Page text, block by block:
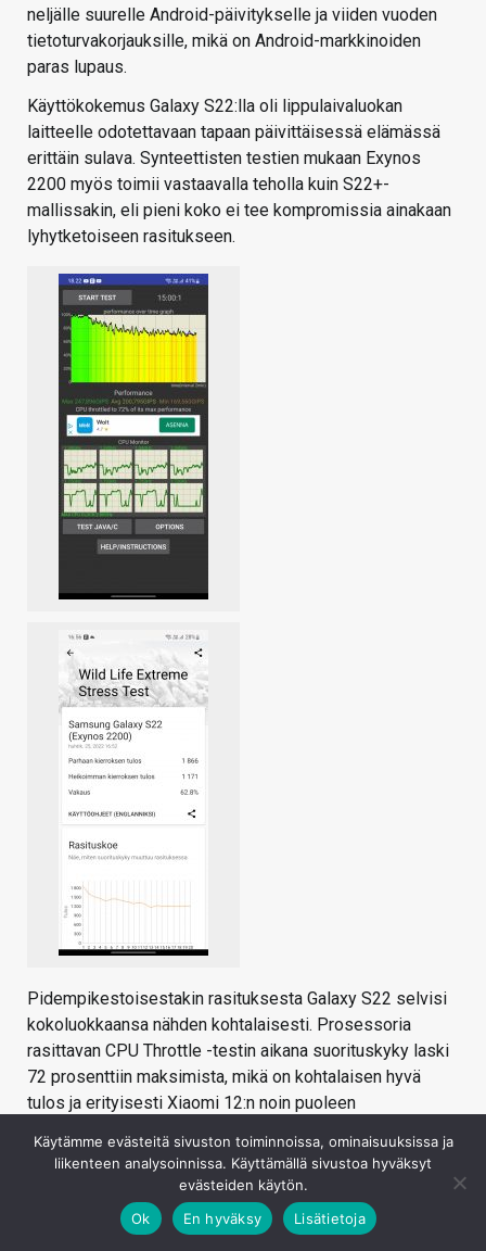
neljälle suurelle Android-päivitykselle ja viiden vuoden
tietoturvakorjauksille, mikä on Android-markkinoiden
paras lupaus.
Käyttökokemus Galaxy S22:lla oli lippulaivaluokan
laitteelle odotettavaan tapaan päivittäisessä elämässä
erittäin sulava. Synteettisten testien mukaan Exynos
2200 myös toimii vastaavalla teholla kuin S22+-
mallissakin, eli pieni koko ei tee kompromissia ainakaan
lyhytketoiseen rasitukseen.
Pidempikestoisestakin rasituksesta Galaxy S22 selvisi
kokoluokkaansa nähden kohtalaisesti. Prosessoria
rasittavan CPU Throttle -testin aikana suorituskyky laski
72 prosenttiin maksimista, mikä on kohtalaisen hyvä
tulos ja erityisesti Xiaomi 12:n noin puoleen
Grafiikkasuorituskykyä simuloivassa 3DMark WildLife
Extreme Stess Testissä suorituskyky laski selvemmin
62,8 prosenttiin, mikä on kuitenkin edelleen pienehkölle
puhelimelle hyvä tulos ja esimerkiksi juuri mainitun
Käytämme evästeitä sivuston toiminnoissa, ominaisuuksissa ja
liikenteen analysoinnissa. Käyttämällä sivustoa hyväksyt
evästeiden käytön.
Ok
En hyväksy Lisätietoja